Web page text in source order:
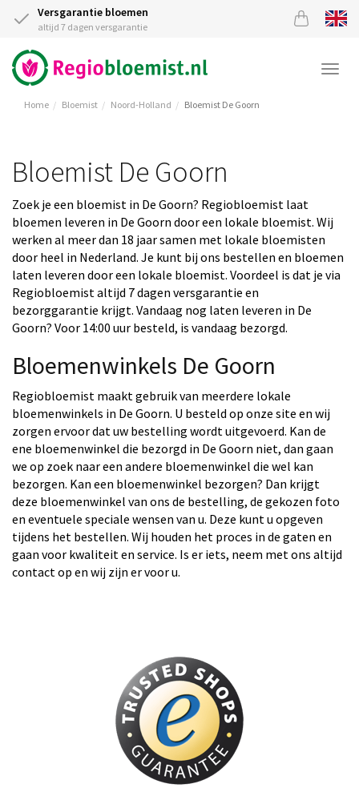
Versgarantie bloemen
altijd 7 dagen versgarantie
Home Bloemist Noord-Holland Bloemist De Goorn
Bloemist De Goorn
Zoek je een bloemist in De Goorn? Regiobloemist laat
bloemen leveren in De Goorn door een lokale bloemist. Wij
werken al meer dan 18 jaar samen met lokale bloemisten
door heel in Nederland. Je kunt bij ons bestellen en bloemen
laten leveren door een lokale bloemist. Voordeel is dat je via
Regiobloemist altijd 7 dagen versgarantie en
bezorggarantie krijgt. Vandaag nog laten leveren in De
Goorn? Voor 14:00 uur besteld, is vandaag bezorgd.
Bloemenwinkels De Goorn
Regiobloemist maakt gebruik van meerdere lokale
bloemenwinkels in De Goorn. U besteld op onze site en wij
zorgen ervoor dat uw bestelling wordt uitgevoerd. Kan de
ene bloemenwinkel die bezorgd in De Goorn niet, dan gaan
we op zoek naar een andere bloemenwinkel die wel kan
bezorgen. Kan een bloemenwinkel bezorgen? Dan krijgt
deze bloemenwinkel van ons de bestelling, de gekozen foto
en eventuele speciale wensen van u. Deze kunt u opgeven
tijdens het bestellen. Wij houden het proces in de gaten en
gaan voor kwaliteit en service. Is er iets, neem met ons altijd
contact op en wij zijn er voor u.